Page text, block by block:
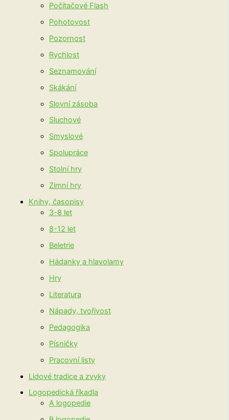
Počítačové Flash
Pohotovost
Pozornost
Rychlost
Seznamování
Skákání
Slovní zásoba
Sluchové
Smyslové
Spolupráce
Stolní hry
Zimní hry
Knihy, časopisy
3-8 let
8-12 let
Beletrie
Hádanky a hlavolamy
Hry
Literatura
Nápady, tvořivost
Pedagogika
Písničky
Pracovní listy
Lidové tradice a zvyky
Logopedická říkadla
A logopedie